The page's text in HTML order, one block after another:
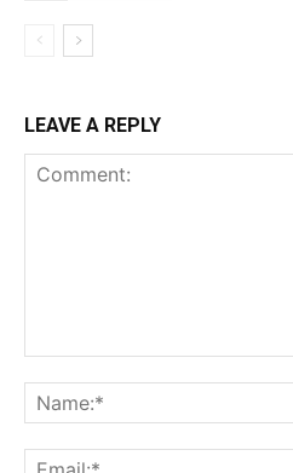
LEAVE A REPLY